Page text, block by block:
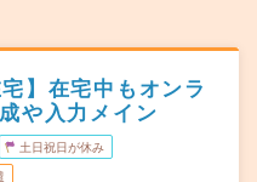
】在宅中もオンラ
や入力メイン
土日祝日が休み